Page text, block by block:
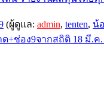
(ผู้ดูแล: admin, tenten, น้
+ช่อง9จากสถิติ 18 มี.ค.